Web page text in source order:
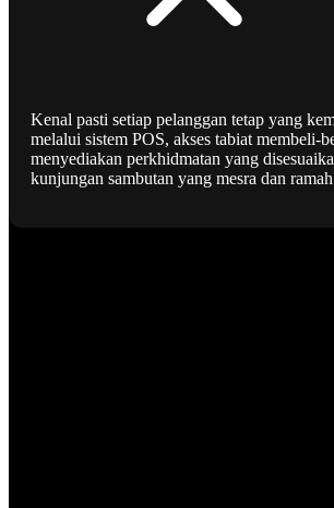
Kenal pasti setiap pelanggan tetap yang
melalui sistem POS, akses tabiat membeli-
menyediakan perkhidmatan yang
kunjungan sambutan yang mesra dan